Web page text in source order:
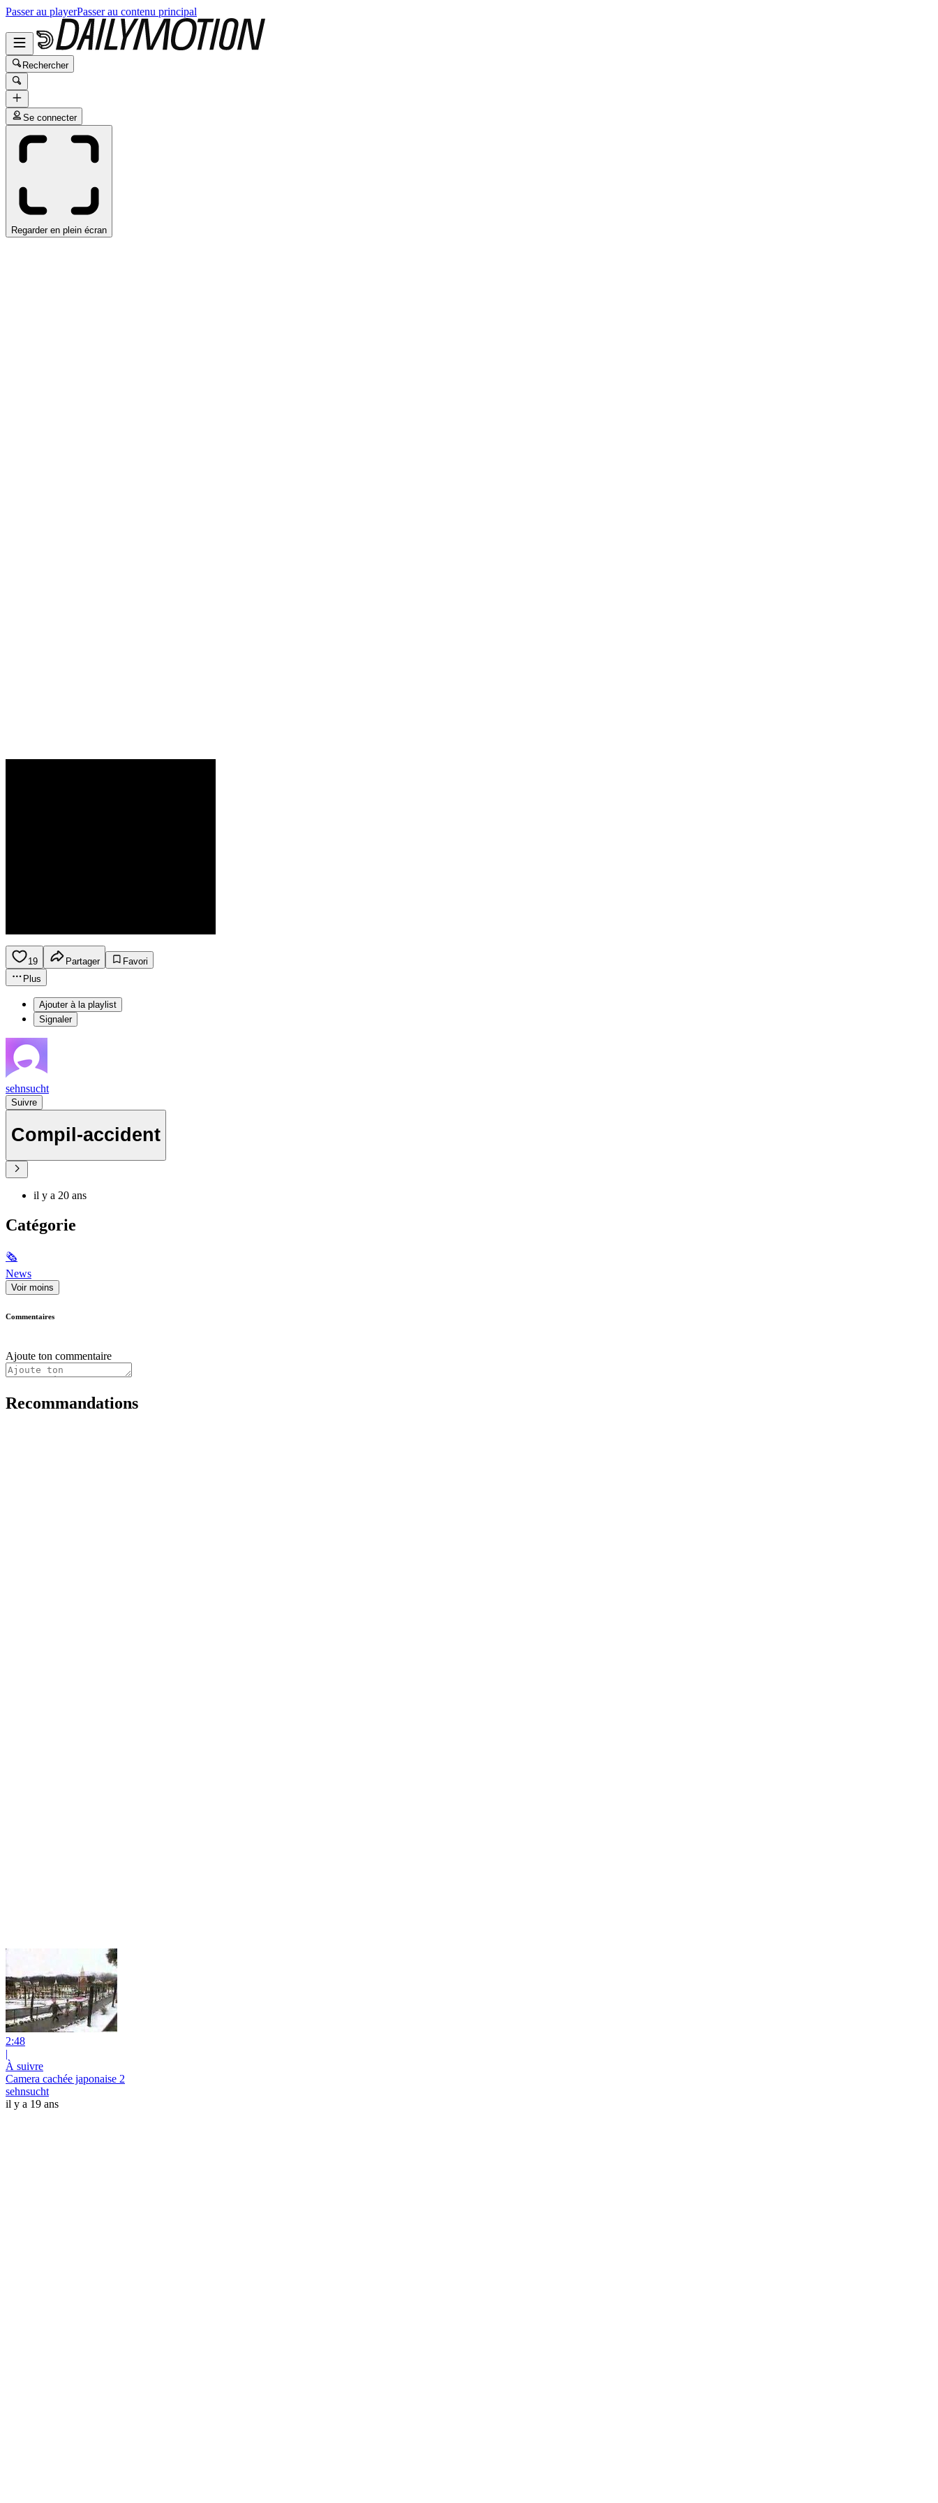
Passer au playerPasser au contenu principal
Rechercher
Se connecter
Regarder en plein écran
19 Partager
Favori
Plus
Ajouter à la playlist
Signaler
sehnsucht
Suivre
Compil-accident
il y a 20 ans
Catégorie
🗞
News
Voir moins
Commentaires
Ajoute ton commentaire
Recommandations
2:48
|
À suivre
Camera cachée japonaise 2
sehnsucht
il y a 19 ans